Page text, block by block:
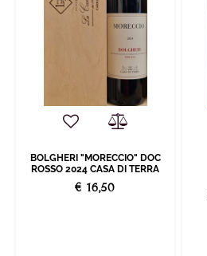
BOLGHERI "MORECCIO" DOC
ROSSO 2024 CASA DI TERRA
€ 16,50